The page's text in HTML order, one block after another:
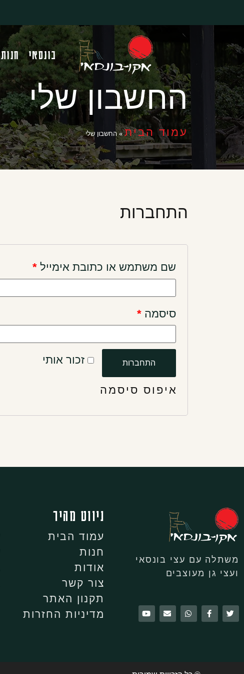
בונסאי חנות
החשבון שלי
עמוד הבית»החשבון שלי
התחברות
שם משתמש או כתובת אימייל *
סיסמה *
זכור אותי התחברות
איפוס סיסמה
משתלה עם עצי בונסאי
ועצי גן מעוצבים
ניווט מהיר
עמוד הבית
חנות
אודות
צור קשר
תקנון האתר
מדיניות החזרות